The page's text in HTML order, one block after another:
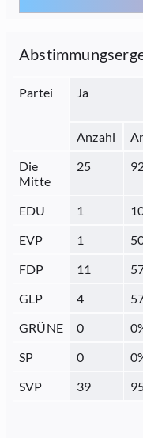
Partei Ja
Anzahl
Die
Mitte
25
EDU 1
EVP
1
FDP
11
GLP
4
GRÜNE
0 0
SP
0 0
SVP
39